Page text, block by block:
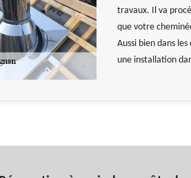
travaux. Il va
que votre
Aussi bien dans
une installation